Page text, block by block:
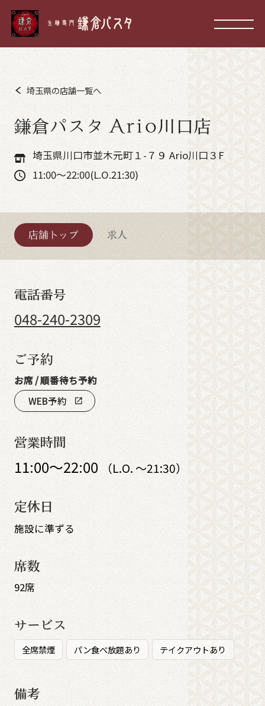
埼玉県の店舗一覧へ
鎌倉パスタ Ario川口店
埼玉県川口市並木元町１-７９ Ario川口３F
11:00～22:00(L.O.21:30)
店舗トップ 求人
電話番号
048-240-2309
ご予約
お席 / 順番待ち予約
WEB予約
open_in_new
営業時間
11:00～22:00 （L.O. ～21:30）
定休日
施設に準ずる
席数
92席
サービス
全席禁煙 パン食べ放題あり テイクアウトあり
備考